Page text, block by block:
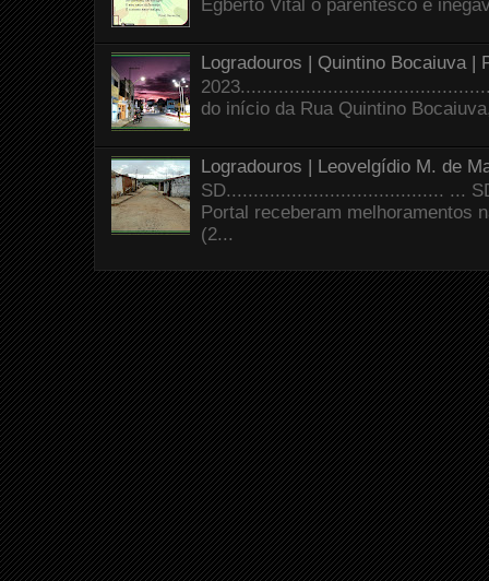
Egberto Vital o parentesco é
Logradouros | Quintino Bocaiuva |
do início da Rua Quintino
Logradouros | Leovelgídio M. de
SD........................................ ...
Portal receberam melhoramentos
(2...